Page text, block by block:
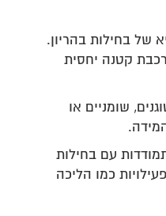
של בחילות בהריון.
קטנה יחסית
שומניים או
עם בחילות
כמו הליכה